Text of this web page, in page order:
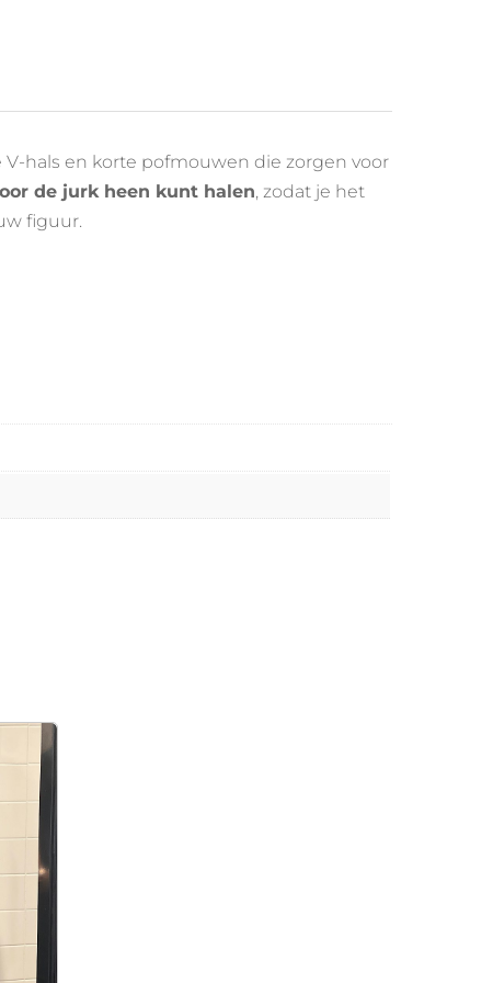
V-hals en korte pofmouwen die zorgen voor
de jurk heen kunt halen, zodat je het
figuur.